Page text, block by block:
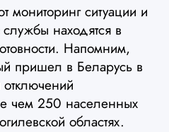
мониторинг ситуации и
находятся в
Напомним,
пришел в Беларусь в
отключений
чем 250 населенных
областях.